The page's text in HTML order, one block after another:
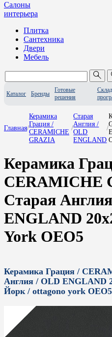
Салоны
интерьера
Плитка
Сантехника
Двери
Мебель
Каталог Бренды
Готовые
решения
Главная/
Керамика
Грация /
CERAMICHE
GRAZIA
/
Старая
Англия /
OLD
ENGLAND
/
Керамика
CERAMICHE
Старая
ENGLAND
York OEO5
Керамика Грация /
Англия / OLD ENGLAND
Йорк / ottagono york OEO5